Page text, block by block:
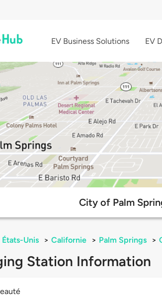
EV Business Solutions EV
City of Palm
États-Unis > Californie > Palm Springs >
Station Information